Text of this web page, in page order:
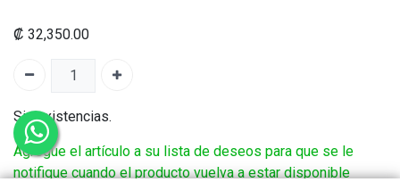
₡ 32,350.00
Sin existencias.
Agregue el artículo a su lista de deseos para que se le
notifique cuando el producto vuelva a estar disponible